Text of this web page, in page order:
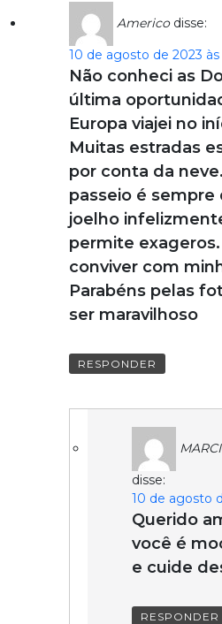
Americo disse:
10 de agosto de 2023 às
Não conheci as
última
Europa viajei no
Muitas estradas
por conta da
passeio é sempre
joelho
permite
conviver com
Parabéns pelas
ser maravilhoso
RESPONDER
disse:
10 de agosto
Querido
você é
e cuide
RESPONDER